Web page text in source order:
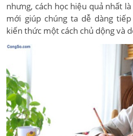
nhưng, cách học hiệu quả nhất
mới giúp chúng ta dễ dàng
kiến thức một cách chủ dộng và